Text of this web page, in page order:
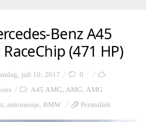
Benz A45
(471 HP)
juli 10, 2017
0
A45 AMG, AMG, AMG
, automeisje, BMW Permalink